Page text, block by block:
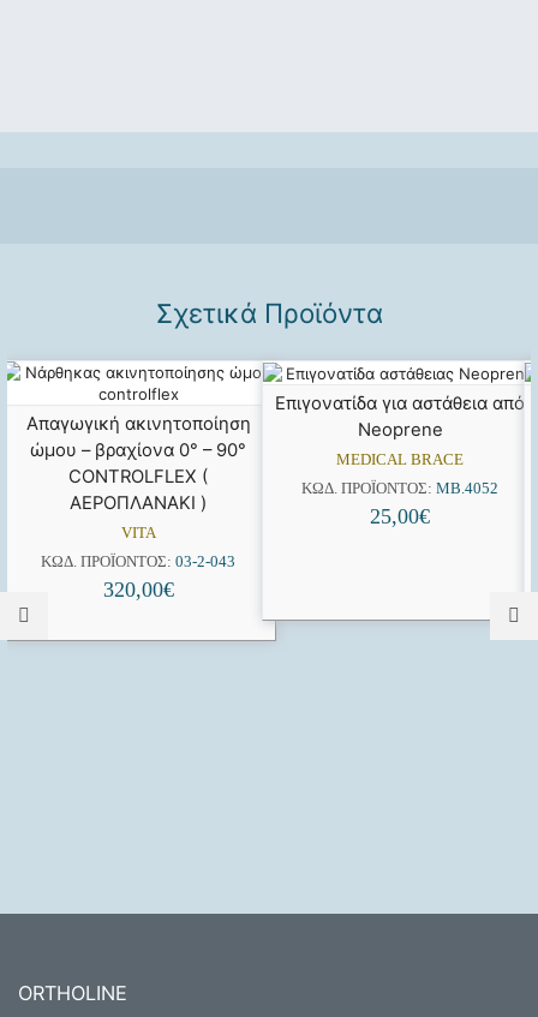
Σχετικά Προϊόντα
Απαγωγική ακινητοποίηση
ώμου – βραχίονα 0° – 90°
CONTROLFLEX (
ΑΕΡΟΠΛΑΝΑΚΙ )
VITA
ΚΩΔ. ΠΡΟΪΌΝΤΟΣ: 03-2-043
320,00€
Επιγονατίδα για αστάθεια από
Neoprene
MEDICAL BRACE
ΚΩΔ. ΠΡΟΪΌΝΤΟΣ: MB.4052
25,00€
ORTHOLINE